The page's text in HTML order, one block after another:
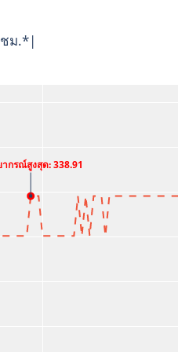
ม.*|
กรณ์สูงสุด: 338.91